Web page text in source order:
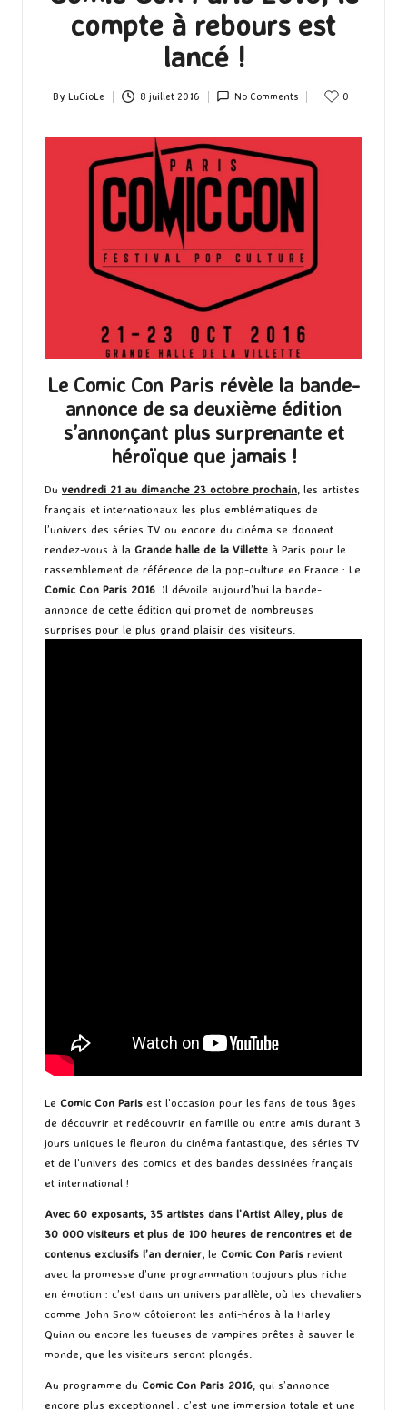
compte à rebours est
lancé !
Posted
By LuCioLe 8 juillet 2016 No Comments 0
Le Comic Con Paris révèle la bande-
annonce de sa deuxième édition
s’annonçant plus surprenante et
héroïque que jamais !
Du vendredi 21 au dimanche 23 octobre prochain , les artistes
français et internationaux les plus emblématiques de
l’univers des séries TV ou encore du cinéma se donnent
rendez-vous à la Grande halle de la Villette à Paris pour le
rassemblement de référence de la pop-culture en France : Le
Comic Con Paris 2016 . Il dévoile aujourd’hui la bande-
annonce de cette édition qui promet de nombreuses
surprises pour le plus grand plaisir des visiteurs.
Le Comic Con Paris est l’occasion pour les fans de tous âges
de découvrir et redécouvrir en famille ou entre amis durant 3
jours uniques le fleuron du cinéma fantastique, des séries TV
et de l’univers des comics et des bandes dessinées français
et international !
Avec 60 exposants, 35 artistes dans l’Artist Alley, plus de
30 000 visiteurs et plus de 100 heures de rencontres et de
contenus exclusifs l’an dernier, le Comic Con Paris revient
avec la promesse d’une programmation toujours plus riche
en émotion : c’est dans un univers parallèle, où les chevaliers
comme John Snow côtoieront les anti-héros à la Harley
Quinn ou encore les tueuses de vampires prêtes à sauver le
monde, que les visiteurs seront plongés.
Au programme du Comic Con Paris 2016 , qui s’annonce
encore plus exceptionnel : c’est une immersion totale et une